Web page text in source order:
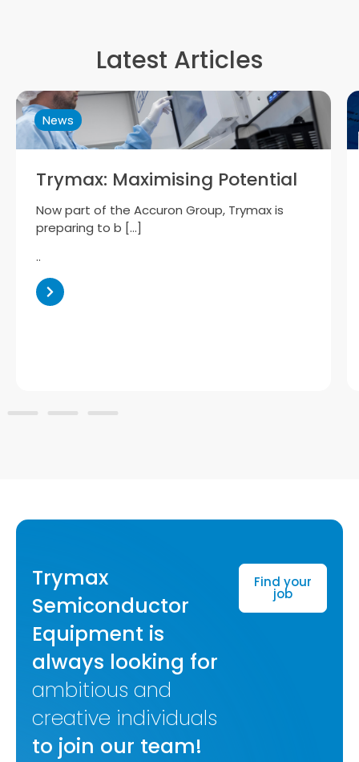
Latest Articles
News
Trymax: Maximising Potential
Now part of the Accuron Group, Trymax is
preparing to b […]
..
Trymax
Semiconductor
Equipment is
always looking for
ambitious and
creative individuals
to join our team!
Find your
job